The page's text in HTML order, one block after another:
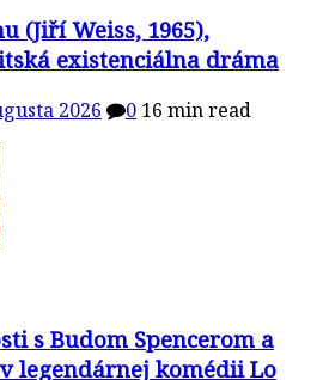
(Jiří Weiss, 1965),
existenciálna dráma
2026 0 16 min read
s Budom Spencerom a
legendárnej komédii Lo